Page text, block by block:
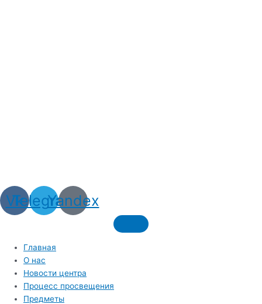
Vk
Telegram
Yandex
Главная
О нас
Новости центра
Процесс просвещения
Предметы